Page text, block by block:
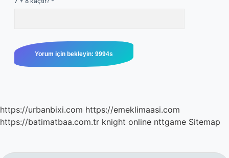
https://urbanbixi.com https://emeklimaasi.com
https://batimatbaa.com.tr knight online nttgame Sitemap